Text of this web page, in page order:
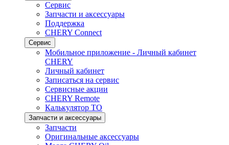
Сервис
Запчасти и аксессуары
Поддержка
CHERY Connect
Сервис
Мобильное приложение - Личный кабинет
CHERY
Личный кабинет
Записаться на сервис
Сервисные акции
CHERY Remote
Калькулятор ТО
Запчасти и аксессуары
Запчасти
Оригинальные аксессуары